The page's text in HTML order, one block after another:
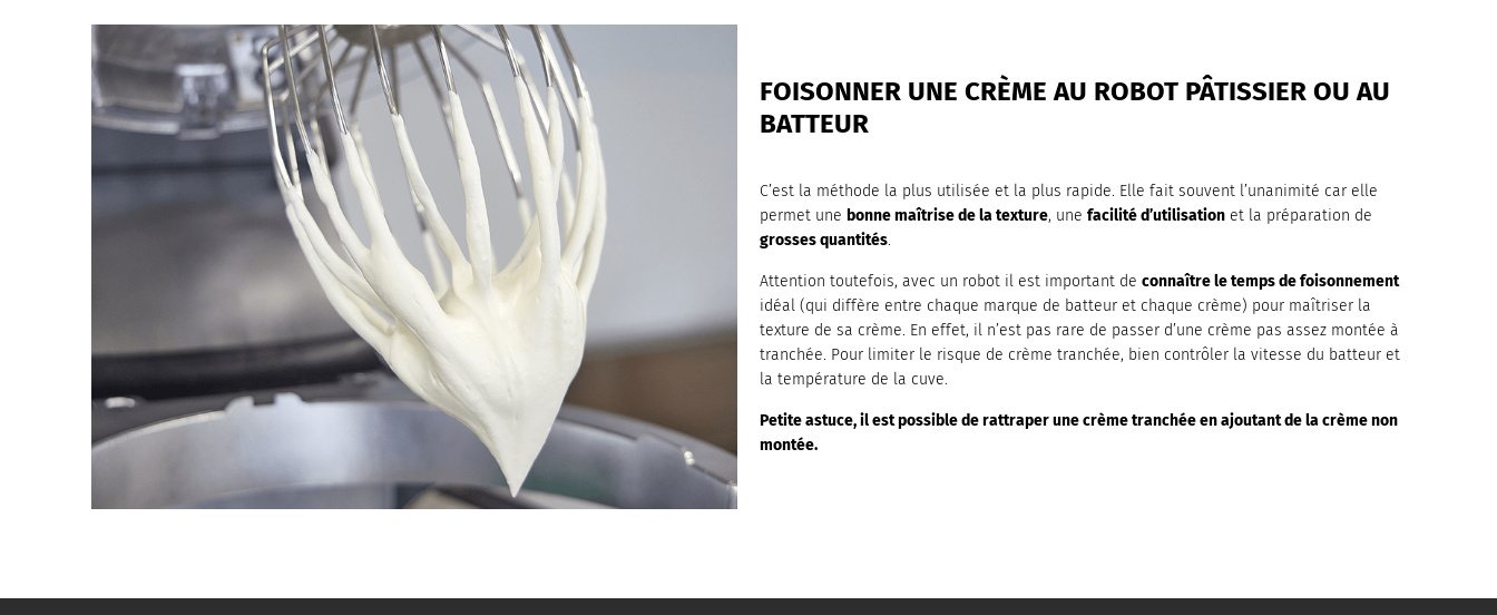
FOISONNER UNE CRÈME AU ROBOT PÂTISSIER OU AU
BATTEUR
C’est la méthode la plus utilisée et la plus rapide. Elle fait souvent l’unanimité car elle
permet une bonne maîtrise de la texture, une facilité d’utilisation et la préparation de
grosses quantités.
Attention toutefois, avec un robot il est important de connaître le temps de foisonnement
idéal (qui diffère entre chaque marque de batteur et chaque crème) pour maîtriser la
texture de sa crème. En effet, il n’est pas rare de passer d’une crème pas assez montée à
tranchée. Pour limiter le risque de crème tranchée, bien contrôler la vitesse du batteur et
la température de la cuve.
Petite astuce, il est possible de rattraper une crème tranchée en ajoutant de la crème non
montée.